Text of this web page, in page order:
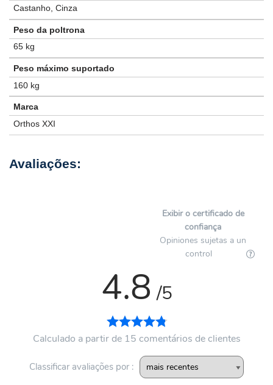
Castanho, Cinza
Peso da poltrona
65 kg
Peso máximo suportado
160 kg
Marca
Orthos XXI
Exibir o certificado de
confiança
Opiniones sujetas a un
control
4.8 /5
Calculado a partir de 15 comentários de clientes
Classificar avaliações por :